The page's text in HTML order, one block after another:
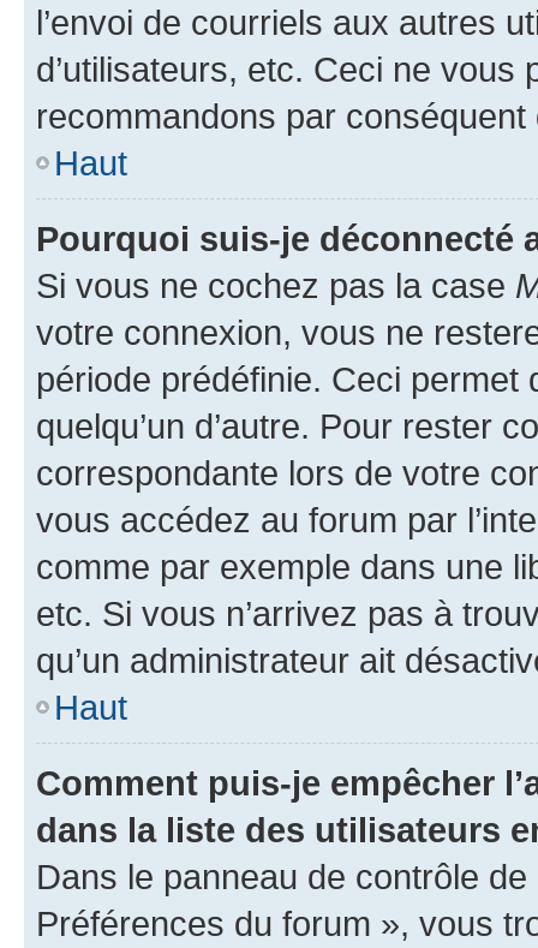
l’envoi de courriels aux autres
d’utilisateurs, etc. Ceci ne vous
recommandons par conséquent
Haut
Pourquoi suis-je déconnecté
Si vous ne cochez pas la case
votre connexion, vous ne
période prédéfinie. Ceci permet
quelqu’un d’autre. Pour rester
correspondante lors de votre
vous accédez au forum par
comme par exemple dans une
etc. Si vous n’arrivez pas à
qu’un administrateur ait
Haut
Comment puis-je empêcher
dans la liste des utilisateurs
Dans le panneau de contrôle
Préférences du forum », vous